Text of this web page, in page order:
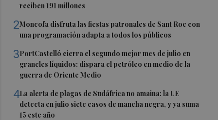
reciben 191 millones
2Moncofa disfruta las fiestas patronales de Sant Roc con
una programación adapta a todos los públicos
3PortCastelló cierra el segundo mejor mes de julio en
graneles líquidos: dispara el petróleo en medio de la
guerra de Oriente Medio
4La alerta de plagas de Sudáfrica no amaina: la UE
detecta en julio siete casos de mancha negra, y ya suma
15 este año